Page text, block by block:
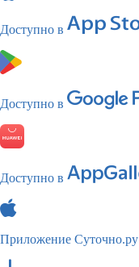
Доступно в
Доступно в
Доступно в
Приложение Суточно.ру